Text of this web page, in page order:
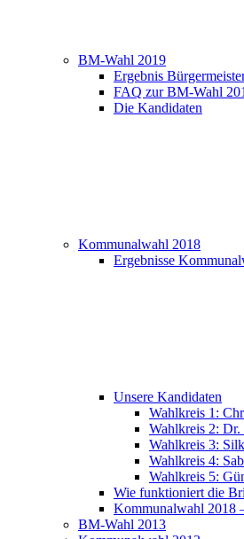
BM-Wahl 2019
Ergebnis
FAQ zur BM-Wahl
Die Kandidaten
Kommunalwahl 2018
Ergebnisse
Unsere Kandidaten
Wahlkreis 1:
Wahlkreis 2:
Wahlkreis 3:
Wahlkreis 4:
Wahlkreis 5:
Wie funktioniert die
Kommunalwahl 2018
BM-Wahl 2013